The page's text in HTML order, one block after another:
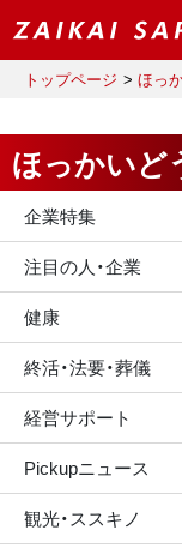
トップページ ほっ
ほっかいど
企業特集
注目の人・企業
健康
終活・法要・葬儀
経営サポート
Pickupニュース
観光・ススキノ